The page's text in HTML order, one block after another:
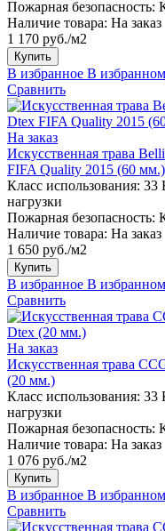
Пожарная безопасность:
Наличие товара: На заказ
1 170 руб./м2
Купить
В избранное В избранном
Сравнить
На заказ
Искусственная трава
FIFA Quality 2015 (60 мм.)
Класс использования: 33
нагрузки
Пожарная безопасность:
Наличие товара: На заказ
1 650 руб./м2
Купить
В избранное В избранном
Сравнить
На заказ
Искусственная трава
(20 мм.)
Класс использования: 33
нагрузки
Пожарная безопасность:
Наличие товара: На заказ
1 076 руб./м2
Купить
В избранное В избранном
Сравнить